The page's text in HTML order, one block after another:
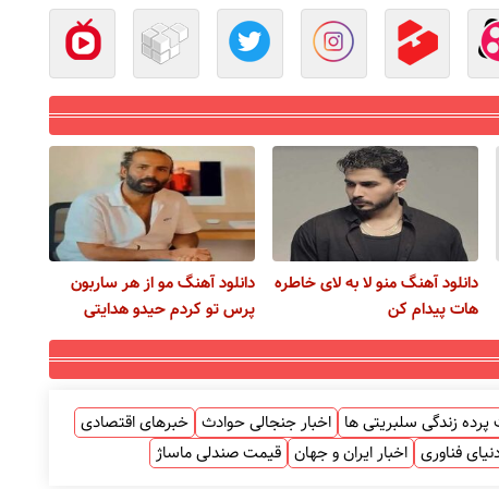
دانلود آهنگ منو لا به لای خاطره
هات پیدام کن
دانلود آهنگ مو از هر ساربون
پرس تو کردم حیدو هدایتی
زندگی سلبریتی ها اخبار جنجالی حوادث خبرهای اقتصادی
فناوری اخبار ایران و جهان قیمت صندلی ماساژ